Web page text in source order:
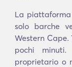
La
solo barche
Western
pochi
proprietario o